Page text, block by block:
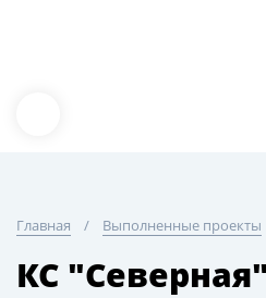
Главная Выполненные проекты
КС